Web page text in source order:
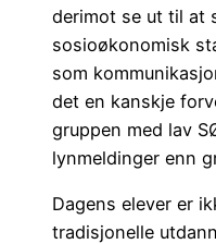
derimot se ut til at
sosioøkonomisk
som
det en kanskje
gruppen med lav
lynmeldinger enn
Dagens elever er
tradisjonelle